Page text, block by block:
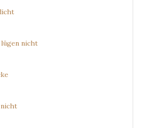
nicht